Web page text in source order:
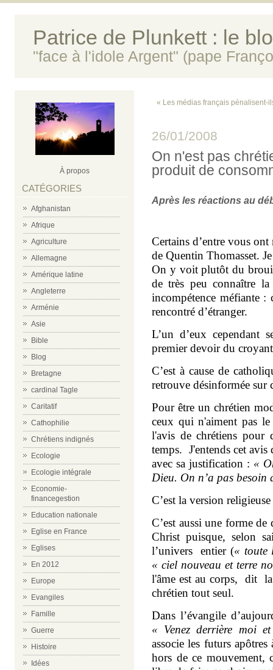
Patrice de Plunkett : le
"face à l'idole Argent" (pape
À propos
CATÉGORIES
Afghanistan
Afrique
Agriculture
Allemagne
Amérique latine
Angleterre
Arménie
Asie
Bible
Blog
Bretagne
cardinal Tagle
Caritatif
Cathophilie
Chrétiens indignés
Ecologie
Ecologie intégrale
Economie-
financegestion
Education nationale
Eglise en France
Eglises
En 2012
Europe
Evangiles
Famille
Guerre
Histoire
Idées
« Les médias français pénalisent-
26/01/2008
On n'est pas
produit de
Après les réactions au
Certains d’entre vous
de Quentin Thomasset.
On y voit plutôt du
de très peu connaître
incompétence méfiante :
rencontré d’étranger.
L’un d’eux cependant
premier devoir du croyant
C’est à cause de
retrouve désinformée sur
Pour être un chrétien
ceux qui n'aiment pas
l'avis de chrétiens pour
temps. J'entends cet avis
avec sa justification : «
Dieu. On n’a pas besoin
C’est la version
C’est aussi une forme
Christ puisque, selon
l’univers
entier (« toute
« ciel nouveau et terre
l'âme est au corps, dit
chrétien tout seul.
Dans l’évangile
« Venez derrière moi
associe les futurs
hors de ce mouvement,